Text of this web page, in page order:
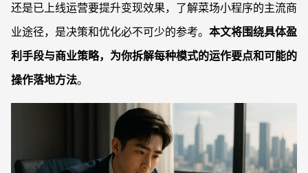
还是已上线运营要提升变现效果，了解菜场小程序的主流商
业途径，是决策和优化必不可少的参考。 本文将围绕具体盈
利手段与商业策略，为你拆解每种模式的运作要点和可能的
操作落地方法。